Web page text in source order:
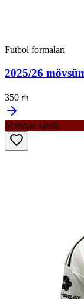
Futbol formaları
2025/26
350 ₼
Məhdud sayda